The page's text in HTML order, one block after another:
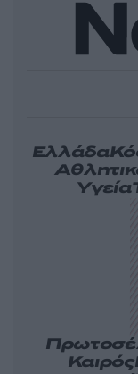
Ελλάδα
Υγεία
Καιρός